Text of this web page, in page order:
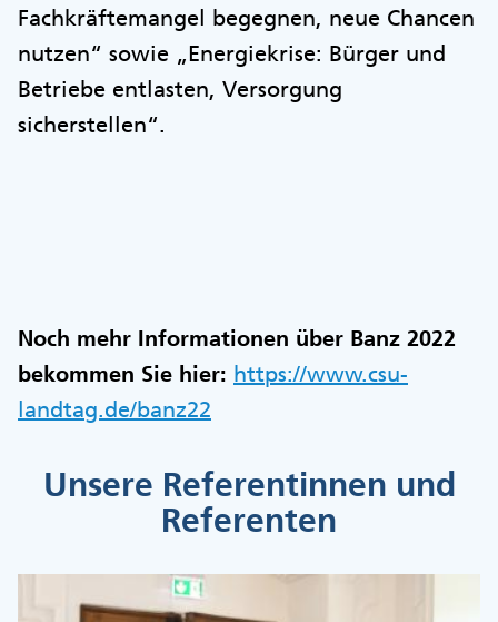
Fachkräftemangel begegnen, neue Chancen
nutzen“ sowie „Energiekrise: Bürger und
Betriebe entlasten, Versorgung
sicherstellen“.
Noch mehr Informationen über Banz 2022
bekommen Sie hier: https://www.csu-
landtag.de/banz22
Unsere Referentinnen und
Referenten